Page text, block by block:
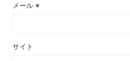
メール ※
サイト